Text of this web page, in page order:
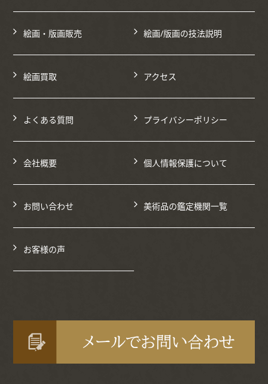
絵画・版画販売 絵画/版画の技法説明
絵画買取 アクセス
よくある質問 プライバシーポリシー
会社概要 個人情報保護について
お問い合わせ 美術品の鑑定機関一覧
お客様の声